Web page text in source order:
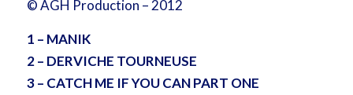
© AGH Production – 2012
1 – MANIK
2 – DERVICHE TOURNEUSE
3 – CATCH ME IF YOU CAN PART ONE